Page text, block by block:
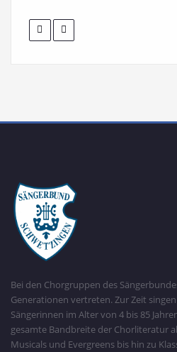
Bei den Chorgruppen des
Generationen vertreten. Zur Zeit
Sängerinnen im Alter von 4 bis 85
gesamte Bandbreite der Chorliteratur
Musicals und Evergreens bis hin zu